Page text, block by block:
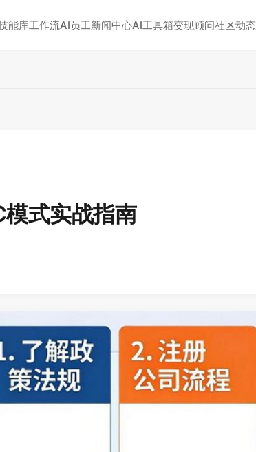
能库工作流AI员工新闻中心AI工具箱变现顾问社区动态
式实战指南